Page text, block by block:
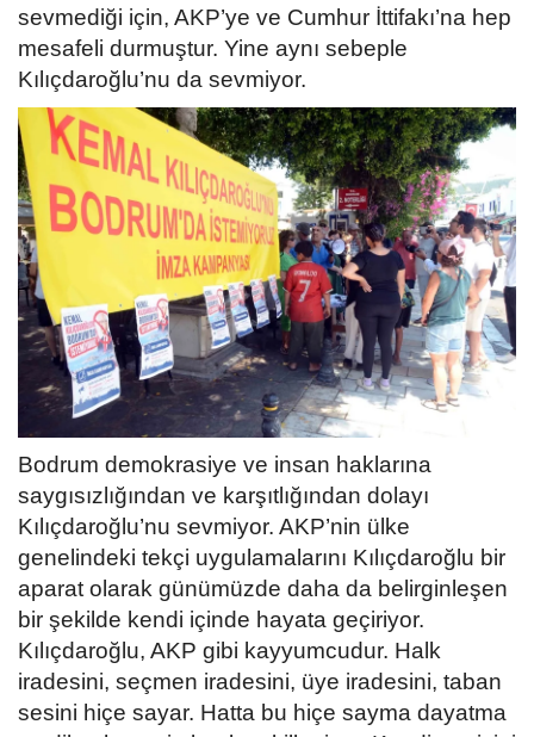
sevmediği için, AKP’ye ve Cumhur İttifakı’na hep
mesafeli durmuştur. Yine aynı sebeple
Kılıçdaroğlu’nu da sevmiyor.
Bodrum demokrasiye ve insan haklarına
saygısızlığından ve karşıtlığından dolayı
Kılıçdaroğlu’nu sevmiyor. AKP’nin ülke
genelindeki tekçi uygulamalarını Kılıçdaroğlu bir
aparat olarak günümüzde daha da belirginleşen
bir şekilde kendi içinde hayata geçiriyor.
Kılıçdaroğlu, AKP gibi kayyumcudur. Halk
iradesini, seçmen iradesini, üye iradesini, taban
sesini hiçe sayar. Hatta bu hiçe sayma dayatma